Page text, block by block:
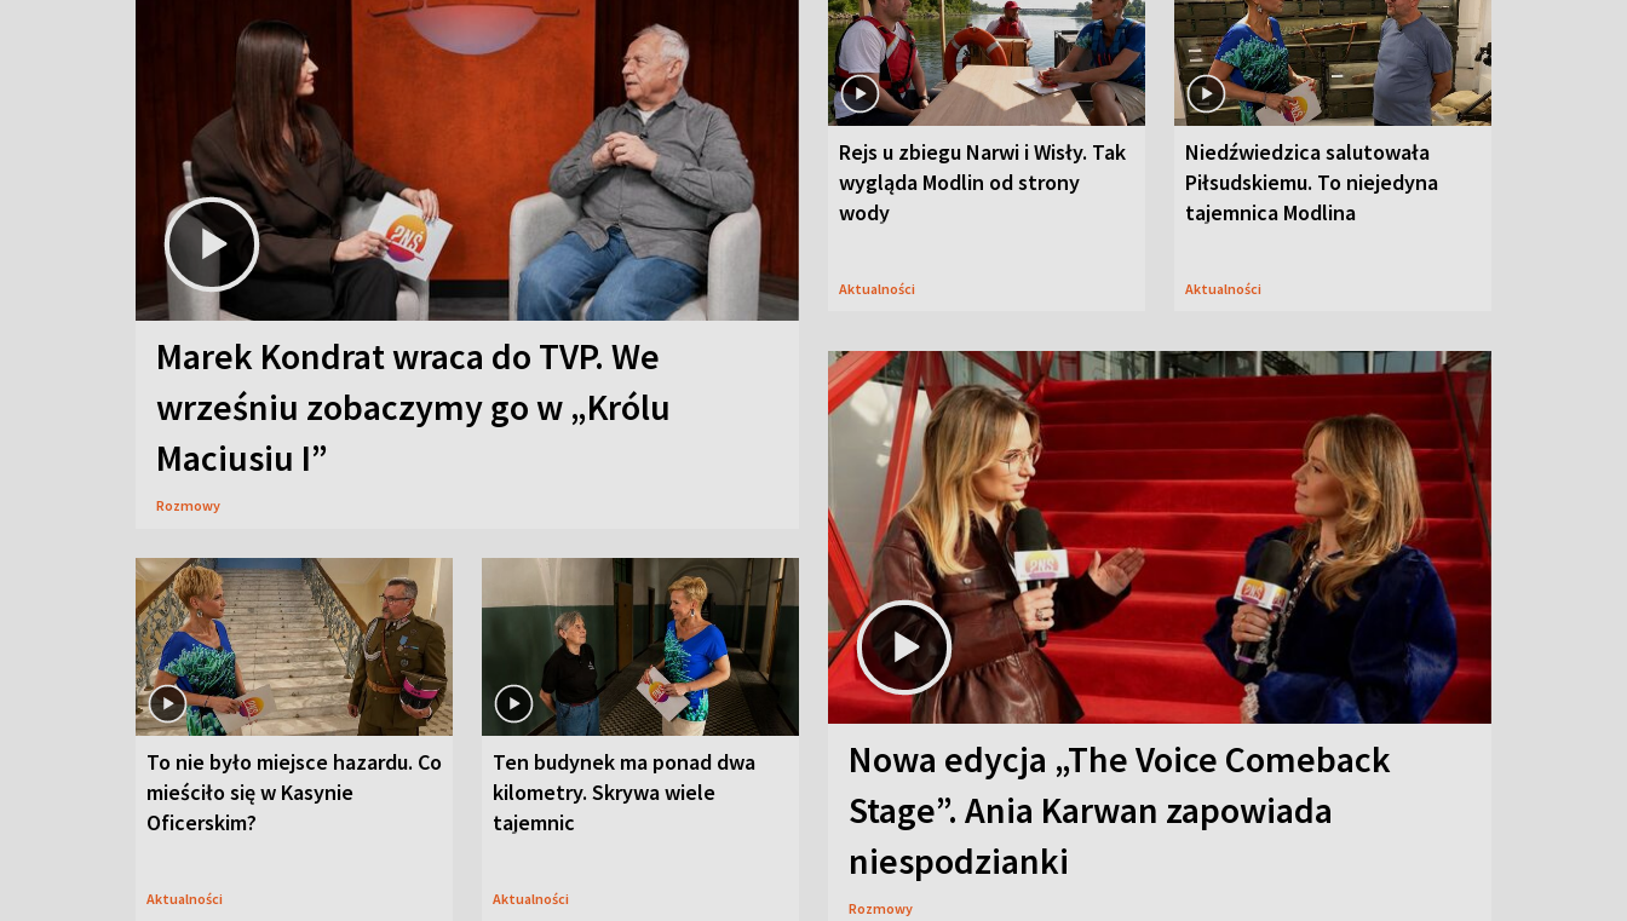
Marek Kondrat wraca do TVP. We
wrześniu zobaczymy go w „Królu
Maciusiu I”
Rozmowy
Rejs u zbiegu Narwi i Wisły. Tak
wygląda Modlin od strony
wody
Aktualności
Niedźwiedzica salutowała
Piłsudskiemu. To niejedyna
tajemnica Modlina
Aktualności
To nie było miejsce hazardu. Co
mieściło się w Kasynie
Oficerskim?
Aktualności
Ten budynek ma ponad dwa
kilometry. Skrywa wiele
tajemnic
Aktualności
Nowa edycja „The Voice Comeback
Stage”. Ania Karwan zapowiada
niespodzianki
Rozmowy